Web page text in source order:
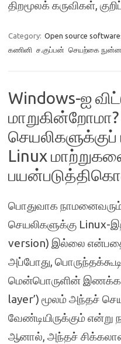
திறமூலக் கருவிகள்,
Category: Open source
கணினி ச.குப்பன் செயற்கை
Windows-ஐ
மாறுகின்றோமா?
Linux
பொதுவாக நாமனைவரும்
செயலிகளுக்கு Linux-
version) இல்லை
அப்போது,
மென்பொருளின் இணக்க
layer’) மூலம் அந்தச்
வேண்டியிருக்கும்
ஆனால், அந்தச்